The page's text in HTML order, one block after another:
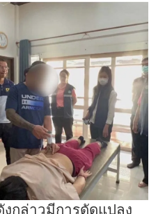
กล่าวมีการดัดแปลง